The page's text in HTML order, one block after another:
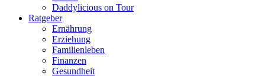
Daddylicious on Tour
Ratgeber
Ernährung
Erziehung
Familienleben
Finanzen
Gesundheit